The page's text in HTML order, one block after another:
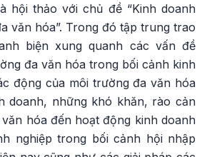
hội thảo với chủ đề “Kinh doanh
văn hóa”. Trong đó tập trung trao
biện xung quanh các vấn đề
đa văn hóa trong bối cảnh kinh
động của môi trường đa văn hóa
doanh, những khó khăn, rào cản
hóa đến hoạt động kinh doanh
nghiệp trong bối cảnh hội nhập